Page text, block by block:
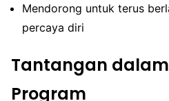
Mendorong untuk terus
percaya diri
Tantangan
Program